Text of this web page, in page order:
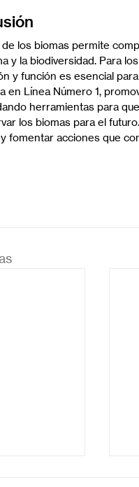
de los biomas permite
y la biodiversidad. Para
y función es esencial
en Línea Número 1,
herramientas para
los biomas para el
fomentar acciones que